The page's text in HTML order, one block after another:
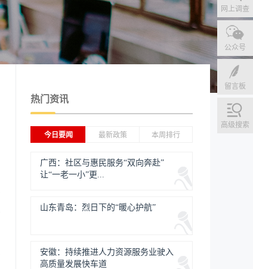
网上调查
公众号
留言板
高级搜索
热门资讯
今日要闻 最新政策 本周排行
广西：社区与惠民服务“双向奔赴”
让“一老一小”更...
山东青岛：烈日下的“暖心护航”
安徽：持续推进人力资源服务业驶入
高质量发展快车道